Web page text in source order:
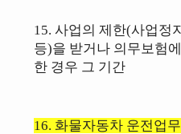
15. 사업의 제한(사업정
등)을 받거나 의무보험
한 경우 그 기간
16. 화물자동차 운전업